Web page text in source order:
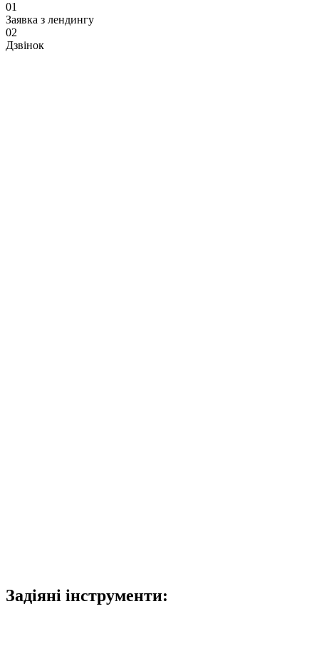
01
Заявка з лендингу
02
Дзвінок
Задіяні інструменти: